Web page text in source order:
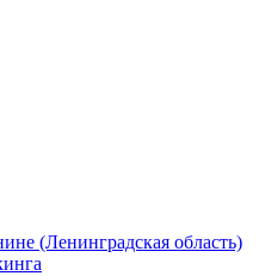
(Ленинградская область)